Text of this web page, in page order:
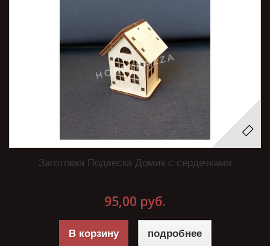
Заготовка Подвеска Домик с сердечками
95,00 руб.
В корзину подробнее